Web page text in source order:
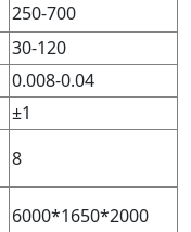
250-700
30-120
0.008-0.04
±1
8
6000*1650*2000